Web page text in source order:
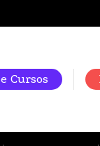
Cursos